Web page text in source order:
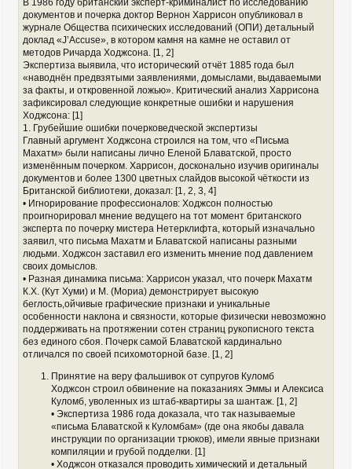
документов и почерка доктор Вернон Харрисон опубликовал в
журнале Общества психических исследований (ОПИ) детальный
доклад «J’Accuse», в котором камня на камне не оставил от
методов Ричарда Ходжсона. [1, 2]
Экспертиза выявила, что исторический отчёт 1885 года был
«наводнён предвзятыми заявлениями, домыслами, выдаваемыми
за факты, и откровенной ложью». Критический анализ Харрисона
зафиксировал следующие конкретные ошибки и нарушения
Ходжсона: [1]
1. Грубейшие ошибки почерковедческой экспертизы
Главный аргумент Ходжсона строился на том, что «Письма
Махатм» были написаны лично Еленой Блаватской, просто
изменённым почерком. Харрисон, досконально изучив оригиналы
документов и более 1300 цветных слайдов высокой чёткости из
Британской библиотеки, доказал: [1, 2, 3, 4]
• Игнорирование профессионалов: Ходжсон полностью
проигнорировал мнение ведущего на тот момент британского
эксперта по почерку мистера Нетерклифта, который изначально
заявил, что письма Махатм и Блаватской написаны разными
людьми. Ходжсон заставил его изменить мнение под давлением
своих домыслов.
• Разная динамика письма: Харрисон указал, что почерк Махатм
К.Х. (Кут Хуми) и М. (Мориа) демонстрирует высокую
беглость,ойчивые графические признаки и уникальные
особенности наклона и связности, которые физически невозможно
поддерживать на протяжении сотен страниц рукописного текста
без единого сбоя. Почерк самой Блаватской кардинально
отличался по своей психомоторной базе. [1, 2]
Принятие на веру фальшивок от супругов Куломб
Ходжсон строил обвинение на показаниях Эммы и Алексиса
Куломб, уволенных из штаб-квартиры за шантаж. [1, 2]
• Экспертиза 1986 года доказала, что так называемые
«письма Блаватской к Куломбам» (где она якобы давала
инструкции по организации трюков), имели явные признаки
компиляции и грубой подделки. [1]
• Ходжсон отказался проводить химический и детальный